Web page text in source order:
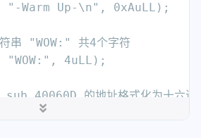
"-Warm Up-\n", 0xAuLL);
串 "WOW:" 共4个字符
"WOW:", 4uLL);
的地址格式化为十六进
"%p\n", sub_40060D);